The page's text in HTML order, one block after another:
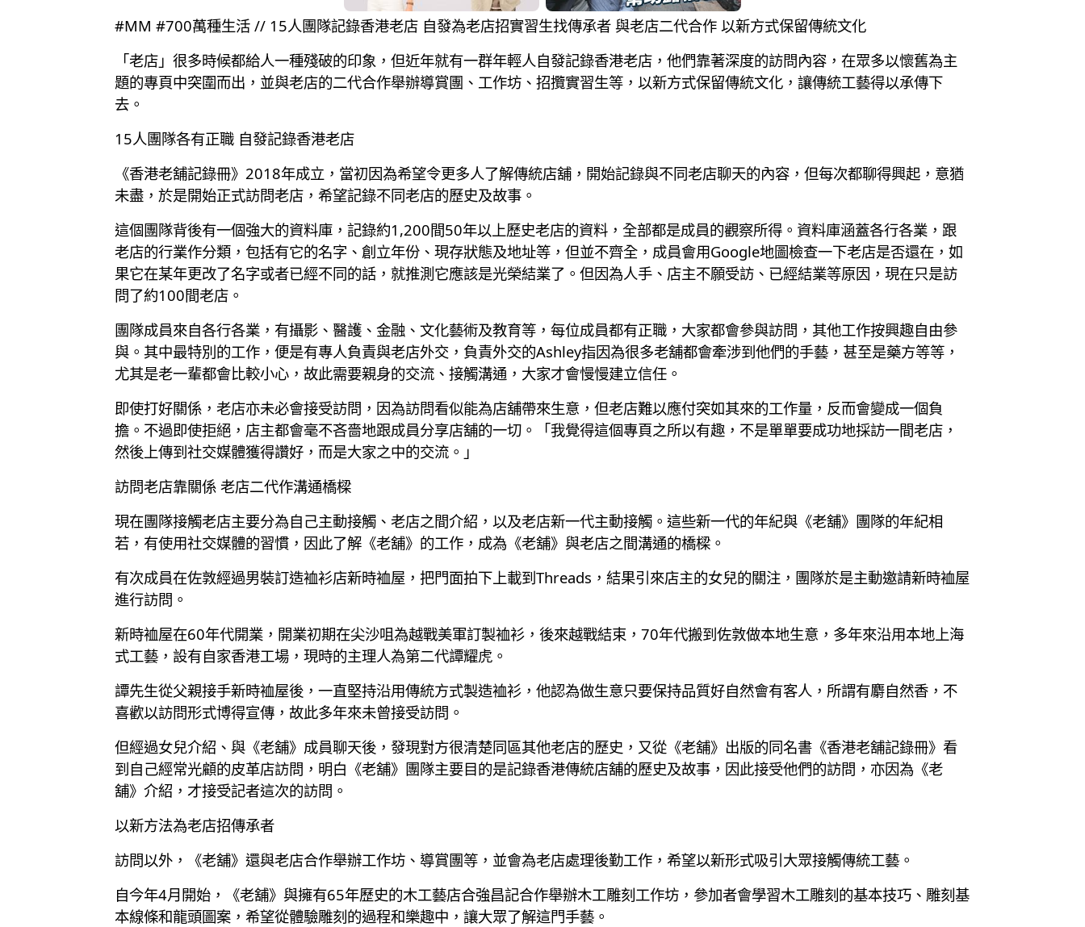
#MM #700萬種生活 // 15人團隊記錄香港老店 自發為老店招實習生找傳承者 與老店二代合作 以新方式保留傳統文化
「老店」很多時候都給人一種殘破的印象，但近年就有一群年輕人自發記錄香港老店，他們靠著深度的訪問內容，在眾多以懷舊為主
題的專頁中突圍而出，並與老店的二代合作舉辦導賞團、工作坊、招攬實習生等，以新方式保留傳統文化，讓傳統工藝得以承傳下
去。
15人團隊各有正職 自發記錄香港老店
《香港老舖記錄冊》2018年成立，當初因為希望令更多人了解傳統店舖，開始記錄與不同老店聊天的內容，但每次都聊得興起，意猶
未盡，於是開始正式訪問老店，希望記錄不同老店的歷史及故事。
這個團隊背後有一個強大的資料庫，記錄約1,200間50年以上歷史老店的資料，全部都是成員的觀察所得。資料庫涵蓋各行各業，跟
老店的行業作分類，包括有它的名字、創立年份、現存狀態及地址等，但並不齊全，成員會用Google地圖檢查一下老店是否還在，如
果它在某年更改了名字或者已經不同的話，就推測它應該是光榮結業了。但因為人手、店主不願受訪、已經結業等原因，現在只是訪
問了約100間老店。
團隊成員來自各行各業，有攝影、醫護、金融、文化藝術及教育等，每位成員都有正職，大家都會參與訪問，其他工作按興趣自由參
與。其中最特別的工作，便是有專人負責與老店外交，負責外交的Ashley指因為很多老舖都會牽涉到他們的手藝，甚至是藥方等等，
尤其是老一輩都會比較小心，故此需要親身的交流、接觸溝通，大家才會慢慢建立信任。
即使打好關係，老店亦未必會接受訪問，因為訪問看似能為店舖帶來生意，但老店難以應付突如其來的工作量，反而會變成一個負
擔。不過即使拒絕，店主都會毫不吝嗇地跟成員分享店舖的一切。「我覺得這個專頁之所以有趣，不是單單要成功地採訪一間老店，
然後上傳到社交媒體獲得讚好，而是大家之中的交流。」
訪問老店靠關係 老店二代作溝通橋樑
現在團隊接觸老店主要分為自己主動接觸、老店之間介紹，以及老店新一代主動接觸。這些新一代的年紀與《老舖》團隊的年紀相
若，有使用社交媒體的習慣，因此了解《老舖》的工作，成為《老舖》與老店之間溝通的橋樑。
有次成員在佐敦經過男裝訂造裇衫店新時裇屋，把門面拍下上載到Threads，結果引來店主的女兒的關注，團隊於是主動邀請新時裇屋
進行訪問。
新時裇屋在60年代開業，開業初期在尖沙咀為越戰美軍訂製裇衫，後來越戰結束，70年代搬到佐敦做本地生意，多年來沿用本地上海
式工藝，設有自家香港工場，現時的主理人為第二代譚耀虎。
譚先生從父親接手新時裇屋後，一直堅持沿用傳統方式製造裇衫，他認為做生意只要保持品質好自然會有客人，所謂有麝自然香，不
喜歡以訪問形式博得宣傳，故此多年來未曾接受訪問。
但經過女兒介紹、與《老舖》成員聊天後，發現對方很清楚同區其他老店的歷史，又從《老舖》出版的同名書《香港老舖記錄冊》看
到自己經常光顧的皮革店訪問，明白《老舖》團隊主要目的是記錄香港傳統店舖的歷史及故事，因此接受他們的訪問，亦因為《老
舖》介紹，才接受記者這次的訪問。
以新方法為老店招傳承者
訪問以外，《老舖》還與老店合作舉辦工作坊、導賞團等，並會為老店處理後勤工作，希望以新形式吸引大眾接觸傳統工藝。
自今年4月開始，《老舖》與擁有65年歷史的木工藝店合強昌記合作舉辦木工雕刻工作坊，參加者會學習木工雕刻的基本技巧、雕刻基
本線條和龍頭圖案，希望從體驗雕刻的過程和樂趣中，讓大眾了解這門手藝。